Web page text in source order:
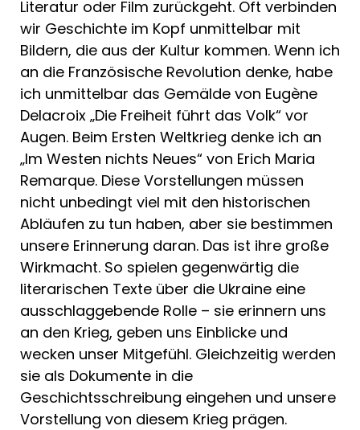
Literatur oder Film zurückgeht. Oft verbinden
wir Geschichte im Kopf unmittelbar mit
Bildern, die aus der Kultur kommen. Wenn ich
an die Französische Revolution denke, habe
ich unmittelbar das Gemälde von Eugène
Delacroix „Die Freiheit führt das Volk“ vor
Augen. Beim Ersten Weltkrieg denke ich an
„Im Westen nichts Neues“ von Erich Maria
Remarque. Diese Vorstellungen müssen
nicht unbedingt viel mit den historischen
Abläufen zu tun haben, aber sie bestimmen
unsere Erinnerung daran. Das ist ihre große
Wirkmacht. So spielen gegenwärtig die
literarischen Texte über die Ukraine eine
ausschlaggebende Rolle – sie erinnern uns
an den Krieg, geben uns Einblicke und
wecken unser Mitgefühl. Gleichzeitig werden
sie als Dokumente in die
Geschichtsschreibung eingehen und unsere
Vorstellung von diesem Krieg prägen.